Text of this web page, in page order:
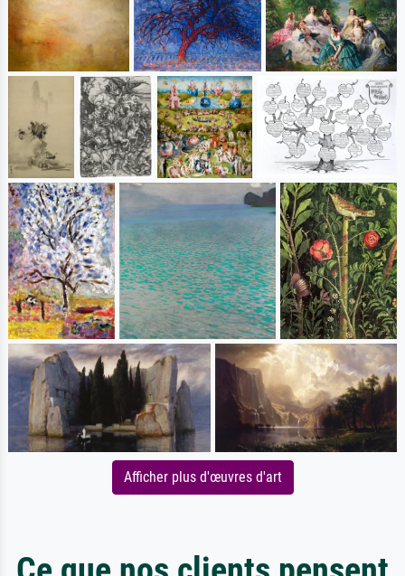
Afficher plus d'œuvres d'art